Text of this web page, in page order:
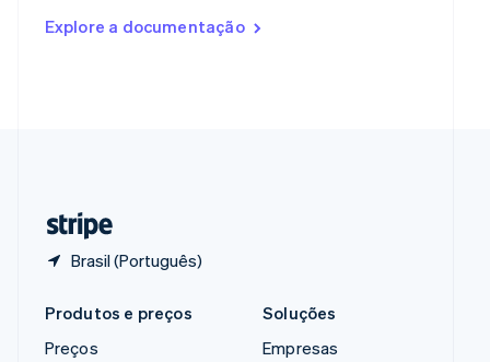
Explore a documentação
Brasil (Português)
English
Produtos e preços
Preços
Soluções
Empresas